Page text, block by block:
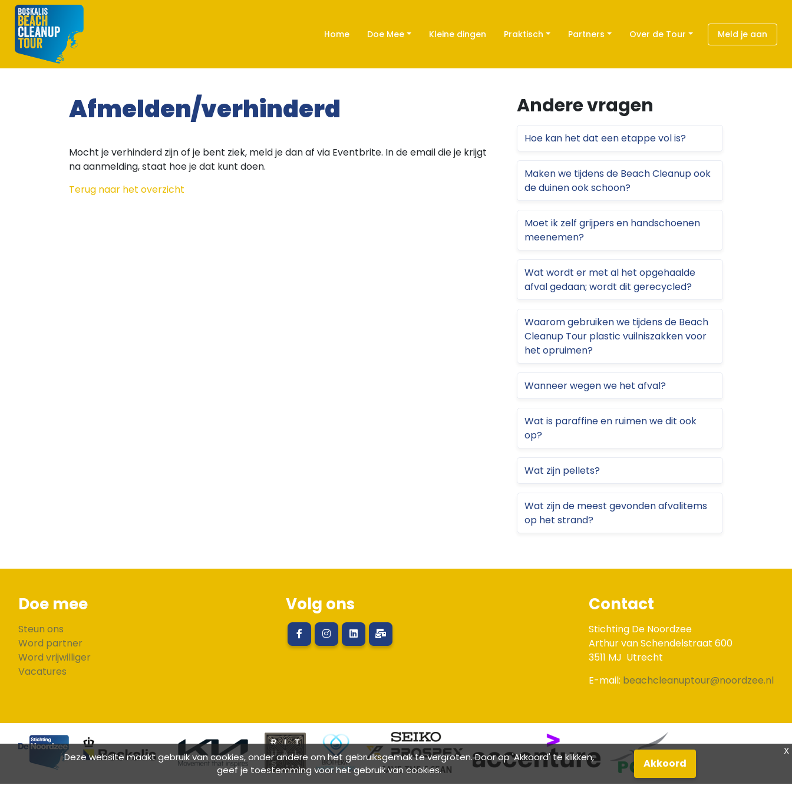
Home Doe Mee Kleine dingen Praktisch Partners Over de Tour Meld je aan
Afmelden/verhinderd
Mocht je verhinderd zijn of je bent ziek, meld je dan af via Eventbrite. In de email die je krijgt
na aanmelding, staat hoe je dat kunt doen.
Terug naar het overzicht
Andere vragen
Hoe kan het dat een etappe vol is?
Maken we tijdens de Beach Cleanup ook
de duinen ook schoon?
Moet ik zelf grijpers en handschoenen
meenemen?
Wat wordt er met al het opgehaalde
afval gedaan; wordt dit gerecycled?
Waarom gebruiken we tijdens de Beach
Cleanup Tour plastic vuilniszakken voor
het opruimen?
Wanneer wegen we het afval?
Wat is paraffine en ruimen we dit ook
op?
Wat zijn pellets?
Wat zijn de meest gevonden afvalitems
op het strand?
Doe mee
Steun ons
Word partner
Word vrijwilliger
Vacatures
Volg ons Contact
Stichting De Noordzee
Arthur van Schendelstraat 600
3511 MJ Utrecht
E-mail: beachcleanuptour@noordzee.nl
Deze website maakt gebruik van cookies, onder andere om het gebruiksgemak te vergroten. Door op 'Akkoord' te klikken,
geef je toestemming voor het gebruik van cookies.
Akkoord
X